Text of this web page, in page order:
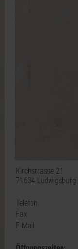
Kirchstrasse 21
71634 Ludwigsburg
Telefon
Fax
E-Mail